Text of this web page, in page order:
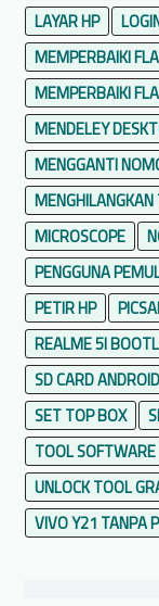
LAYAR HP
MEMPERBAIKI
MEMPERBAIKI
MENDELEY
MENGGANTI
MICROSCOPE
PENGGUNA
PETIR HP
REALME 5I
SD CARD ANDROID
SET TOP BOX
TOOL SOFTWARE
UNLOCK TOOL
VIVO Y21 TANPA